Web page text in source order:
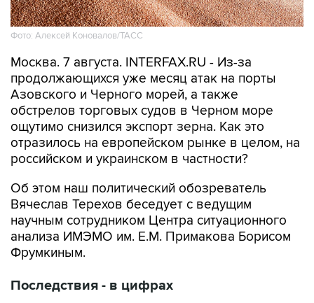
Фото: Алексей Коновалов/ТАСС
Москва. 7 августа. INTERFAX.RU - Из-за
продолжающихся уже месяц атак на порты
Азовского и Черного морей, а также
обстрелов торговых судов в Черном море
ощутимо снизился экспорт зерна. Как это
отразилось на европейском рынке в целом, на
российском и украинском в частности?
Об этом наш политический обозреватель
Вячеслав Терехов беседует с ведущим
научным сотрудником Центра ситуационного
анализа ИМЭМО им. Е.М. Примакова Борисом
Фрумкиным.
Последствия - в цифрах